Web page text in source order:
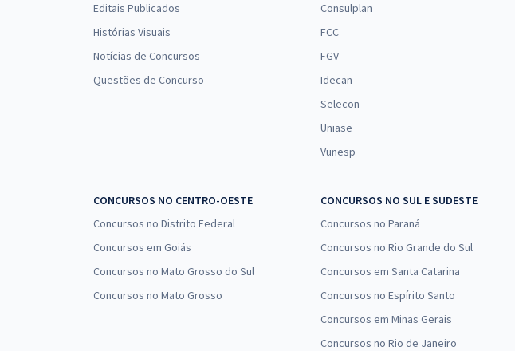
Editais Publicados
Histórias Visuais
Notícias de Concursos
Questões de Concurso
Consulplan
FCC
FGV
Idecan
Selecon
Uniase
Vunesp
CONCURSOS NO CENTRO-OESTE
Concursos no Distrito Federal
Concursos em Goiás
Concursos no Mato Grosso do Sul
Concursos no Mato Grosso
CONCURSOS NO SUL E SUDESTE
Concursos no Paraná
Concursos no Rio Grande do Sul
Concursos em Santa Catarina
Concursos no Espírito Santo
Concursos em Minas Gerais
Concursos no Rio de Janeiro